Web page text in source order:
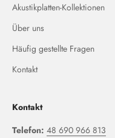
Akustikplatten-Kollektionen
Über uns
Häufig gestellte Fragen
Kontakt
Kontakt
Telefon: 48 690 966 813